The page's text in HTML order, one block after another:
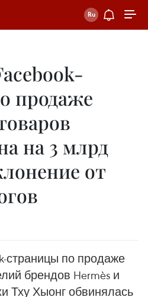
продаже
на 3 млрд
от
страницы по продаже
брендов Hermès и
Тху Хыонг обвинялась